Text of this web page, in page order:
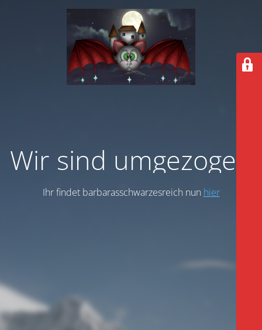
Wir sind umgezogen
Ihr findet barbarasschwarzesreich nun hier